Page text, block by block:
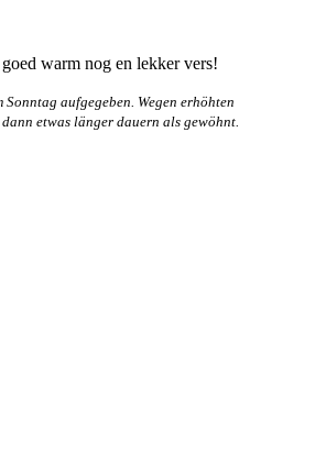
warm nog en lekker vers!
aufgegeben. Wegen erhöhten
etwas länger dauern als gewöhnt.